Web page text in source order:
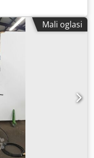
(min.):
470 mm, Na prodaju je
korištenom
Tehnički podaci: •
• Broj okretaja: cca
mm • Brzine
stola: cca 600x470
Aksy Uxhijasrf •
ispravno
€ Međunarodni kupci
PDV-om.
dogovoru u 42855
Remscheid, slobodno
na tehničke pogreške
Mali oglasi